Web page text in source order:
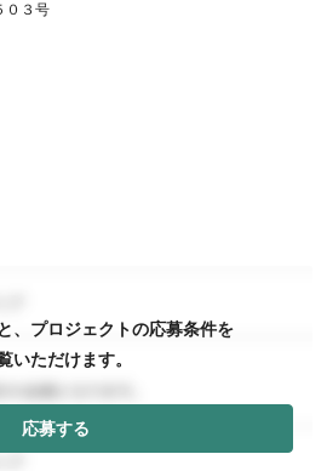
、プロジェクトの応募条件を
いただけます。
応募する
０３号